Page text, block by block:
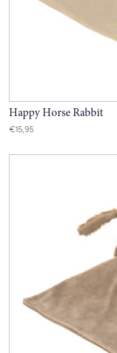
Happy Horse Rabbit
€15,95